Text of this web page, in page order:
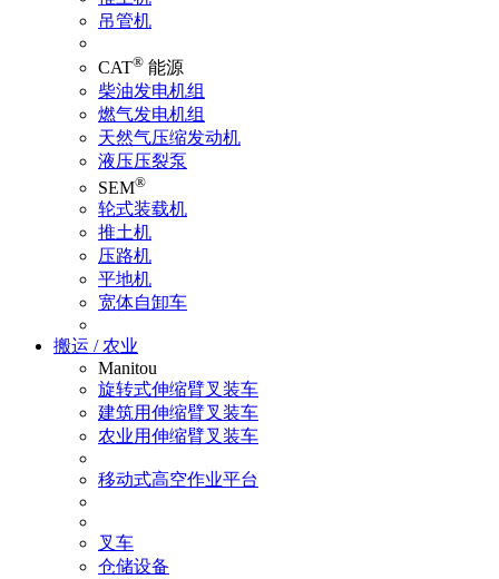
吊管机
CAT® 能源
柴油发电机组
燃气发电机组
天然气压缩发动机
液压压裂泵
SEM®
轮式装载机
推土机
压路机
平地机
宽体自卸车
搬运 / 农业
Manitou
旋转式伸缩臂叉装车
建筑用伸缩臂叉装车
农业用伸缩臂叉装车
移动式高空作业平台
叉车
仓储设备